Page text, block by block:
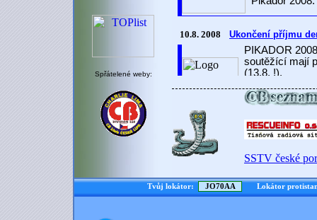
Spřátelené weby:
SSTV české
Tvůj lokátor: Lokátor